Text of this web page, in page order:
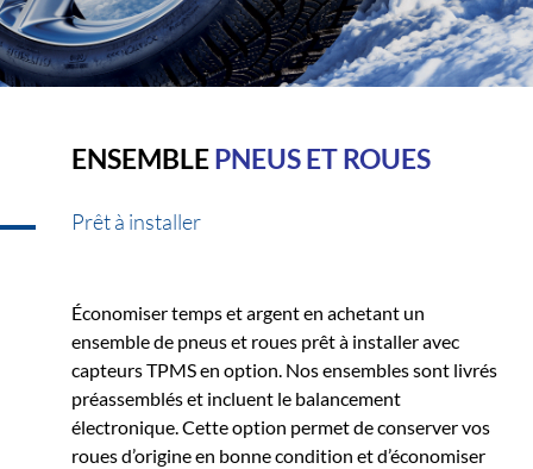
ENSEMBLEPNEUS ET ROUES
Prêt à installer
Économiser temps et argent en achetant un
ensemble de pneus et roues prêt à installer avec
capteurs TPMS en option. Nos ensembles sont livrés
préassemblés et incluent le balancement
électronique. Cette option permet de conserver vos
roues d’origine en bonne condition et d’économiser